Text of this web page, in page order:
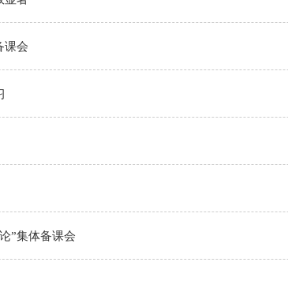
课会
”集体备课会